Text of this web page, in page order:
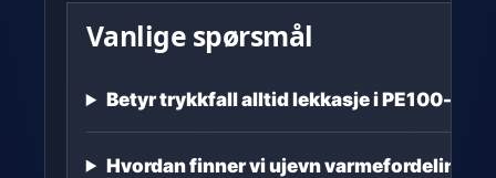
Vanlige spørsmål
Betyr trykkfall alltid lekkasje i PE100-
Hvordan finner vi ujevn varmefordeling?